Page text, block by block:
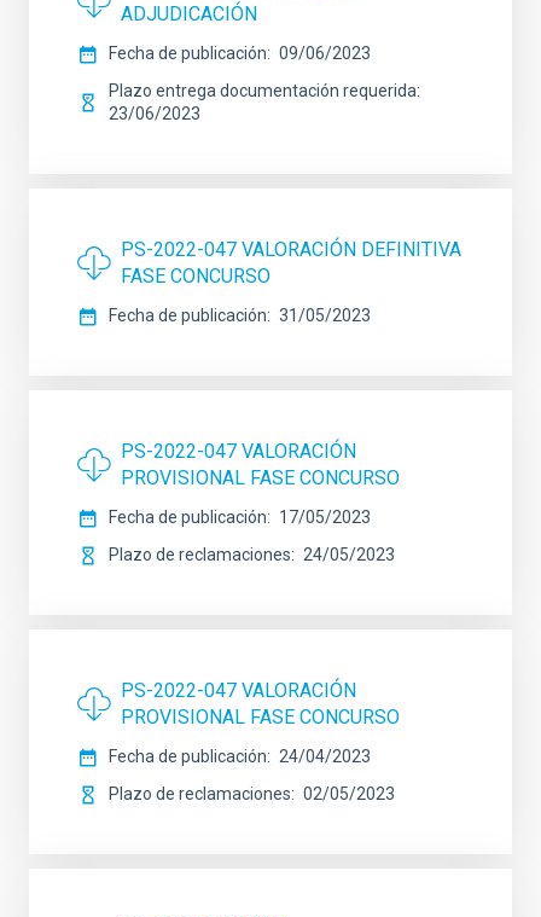
ADJUDICACIÓN
Fecha de publicación
09/06/2023
Plazo entrega documentación requerida
23/06/2023
PS-2022-047 VALORACIÓN DEFINITIVA
FASE CONCURSO
Fecha de publicación 31/05/2023
PS-2022-047 VALORACIÓN
PROVISIONAL FASE CONCURSO
Fecha de publicación
17/05/2023
Plazo de reclamaciones
24/05/2023
PS-2022-047 VALORACIÓN
PROVISIONAL FASE CONCURSO
Fecha de publicación
24/04/2023
Plazo de reclamaciones
02/05/2023